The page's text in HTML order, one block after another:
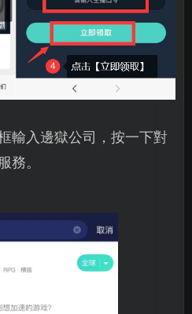
輸入邊獄公司，按一下對
務。